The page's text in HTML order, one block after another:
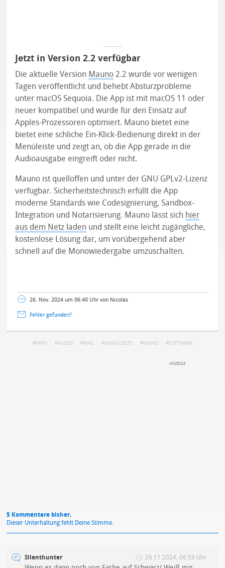
Jetzt in Version 2.2 verfügbar
Die aktuelle Version Mauno 2.2 wurde vor wenigen
Tagen veröffentlicht und behebt Absturzprobleme
unter macOS Sequoia. Die App ist mit macOS 11 oder
neuer kompatibel und wurde für den Einsatz auf
Apples-Prozessoren optimiert. Mauno bietet eine
bietet eine schliche Ein-Klick-Bedienung direkt in der
Menüleiste und zeigt an, ob die App gerade in die
Audioausgabe eingreift oder nicht.
Mauno ist quelloffen und unter der GNU GPLv2-Lizenz
verfügbar. Sicherheitstechnisch erfüllt die App
moderne Standards wie Codesignierung, Sandbox-
Integration und Notarisierung. Mauno lässt sich hier
aus dem Netz laden und stellt eine leicht zugängliche,
kostenlose Lösung dar, um vorübergehend aber
schnell auf die Monowiedergabe umzuschalten.
26. Nov. 2024 um 06:40 Uhr von Nicolas
Fehler gefunden?
APPS AUDIO MAC MENÜLEISTE MONO SOFTWARE
5 Kommentare bisher.
Dieser Unterhaltung fehlt Deine Stimme.
Silenthunter 26.11.2024, 06:59 Uhr